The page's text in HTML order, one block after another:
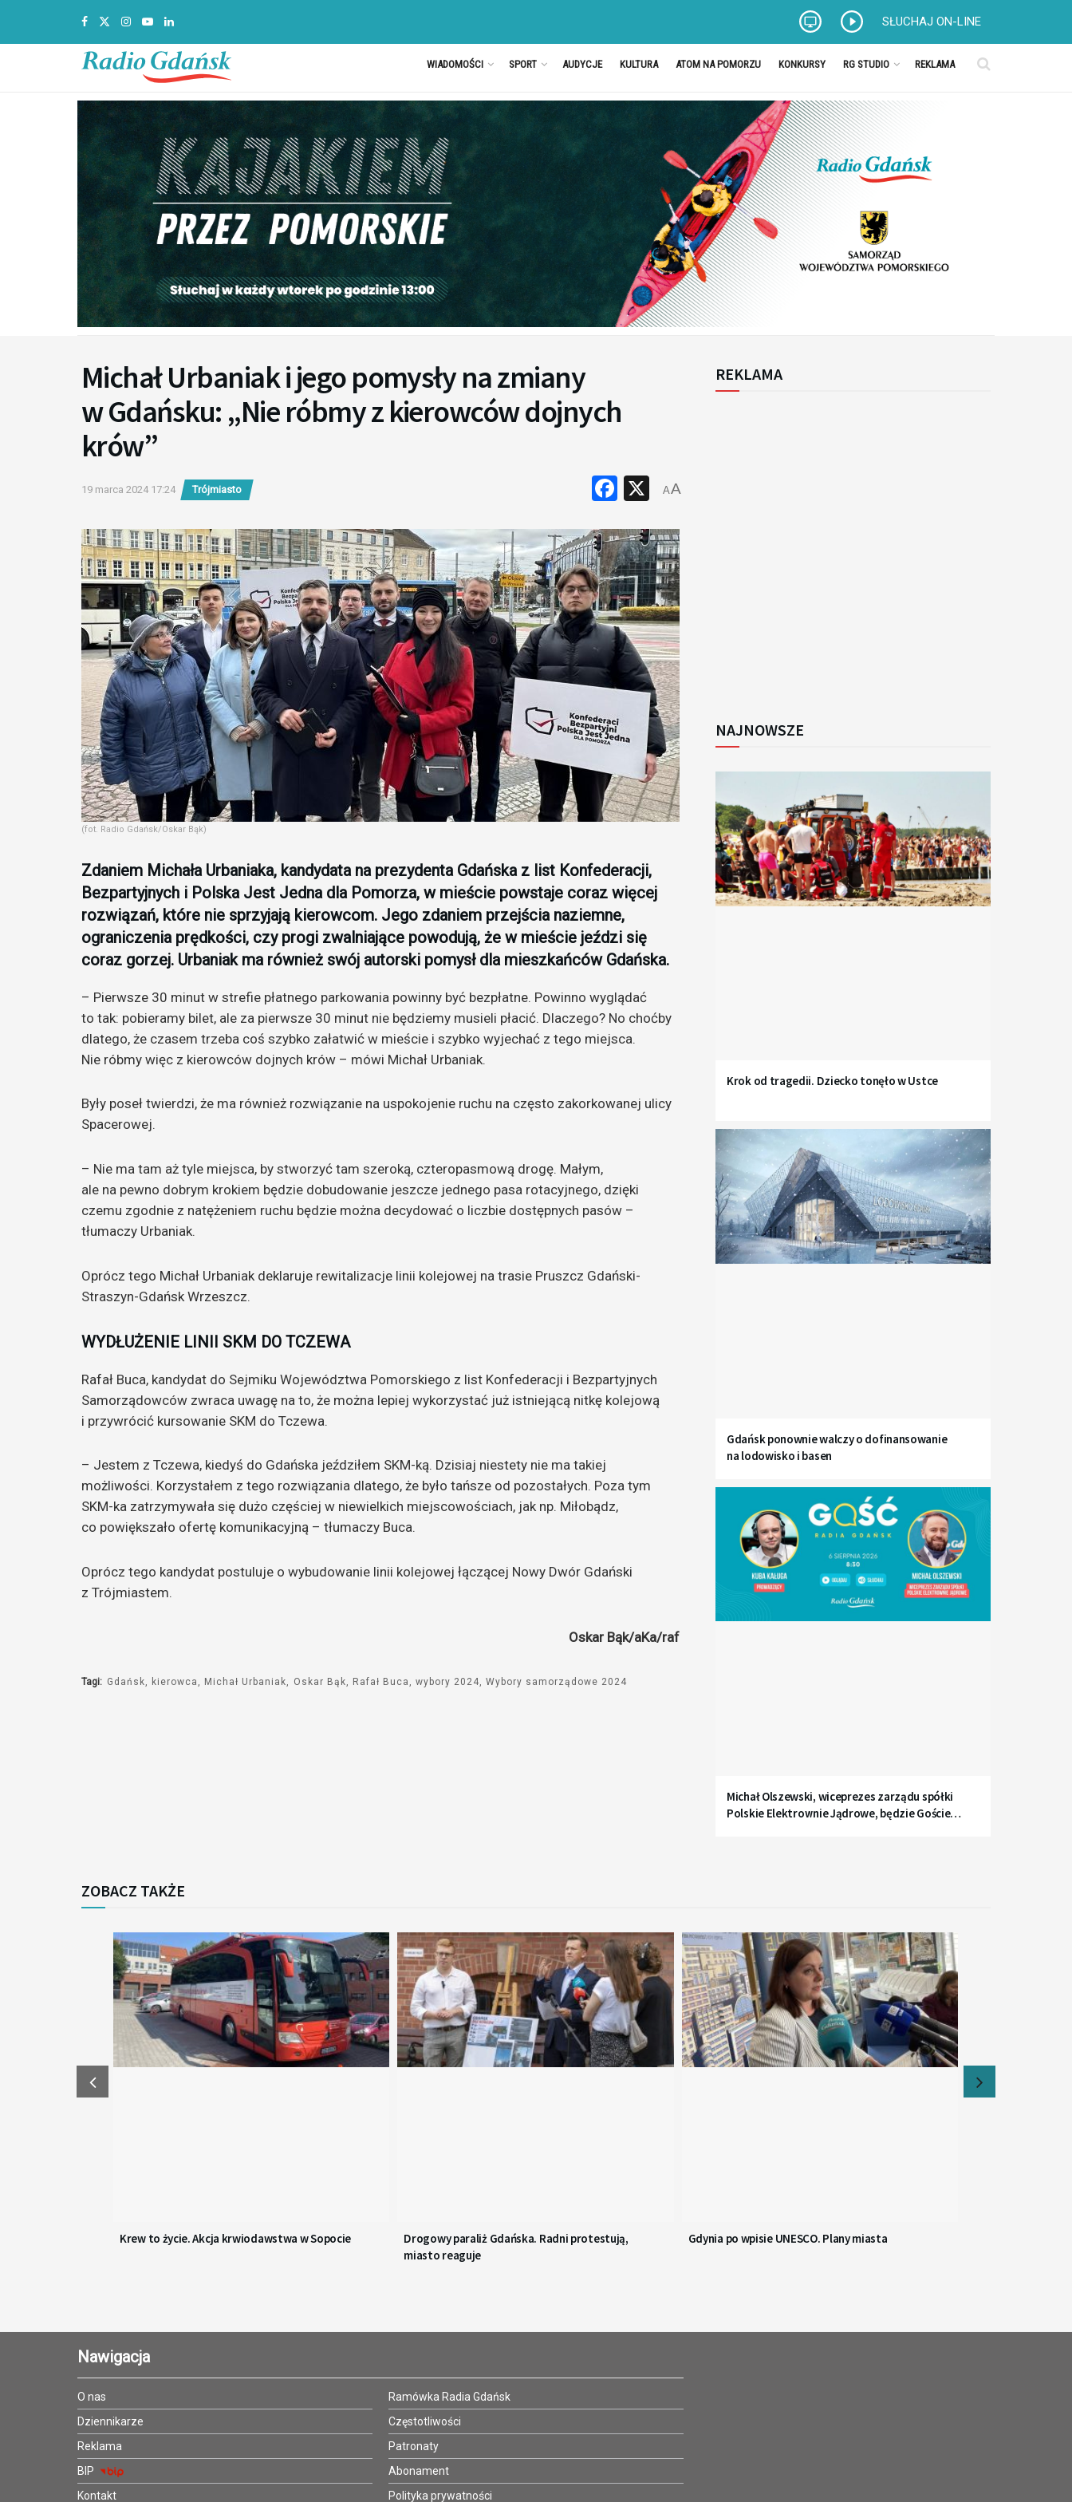
SŁUCHAJ ON-LINE
WIADOMOŚCI SPORT AUDYCJE KULTURA ATOM NA POMORZU KONKURSY RG STUDIO REKLAMA
Michał Urbaniak i jego pomysły na zmiany
w Gdańsku: „Nie róbmy z kierowców dojnych
krów”
19 marca 2024 17:24 Trójmiasto Facebook
X
AA
(fot. Radio Gdańsk/Oskar Bąk)
Zdaniem Michała Urbaniaka, kandydata na prezydenta Gdańska z list Konfederacji,
Bezpartyjnych i Polska Jest Jedna dla Pomorza, w mieście powstaje coraz więcej
rozwiązań, które nie sprzyjają kierowcom. Jego zdaniem przejścia naziemne,
ograniczenia prędkości, czy progi zwalniające powodują, że w mieście jeździ się
coraz gorzej. Urbaniak ma również swój autorski pomysł dla mieszkańców Gdańska.
– Pierwsze 30 minut w strefie płatnego parkowania powinny być bezpłatne. Powinno wyglądać
to tak: pobieramy bilet, ale za pierwsze 30 minut nie będziemy musieli płacić. Dlaczego? No choćby
dlatego, że czasem trzeba coś szybko załatwić w mieście i szybko wyjechać z tego miejsca.
Nie róbmy więc z kierowców dojnych krów – mówi Michał Urbaniak.
Były poseł twierdzi, że ma również rozwiązanie na uspokojenie ruchu na często zakorkowanej ulicy
Spacerowej.
– Nie ma tam aż tyle miejsca, by stworzyć tam szeroką, czteropasmową drogę. Małym,
ale na pewno dobrym krokiem będzie dobudowanie jeszcze jednego pasa rotacyjnego, dzięki
czemu zgodnie z natężeniem ruchu będzie można decydować o liczbie dostępnych pasów –
tłumaczy Urbaniak.
Oprócz tego Michał Urbaniak deklaruje rewitalizacje linii kolejowej na trasie Pruszcz Gdański-
Straszyn-Gdańsk Wrzeszcz.
WYDŁUŻENIE LINII SKM DO TCZEWA
Rafał Buca, kandydat do Sejmiku Województwa Pomorskiego z list Konfederacji i Bezpartyjnych
Samorządowców zwraca uwagę na to, że można lepiej wykorzystać już istniejącą nitkę kolejową
i przywrócić kursowanie SKM do Tczewa.
– Jestem z Tczewa, kiedyś do Gdańska jeździłem SKM-ką. Dzisiaj niestety nie ma takiej
możliwości. Korzystałem z tego rozwiązania dlatego, że było tańsze od pozostałych. Poza tym
SKM-ka zatrzymywała się dużo częściej w niewielkich miejscowościach, jak np. Miłobądz,
co powiększało ofertę komunikacyjną – tłumaczy Buca.
Oprócz tego kandydat postuluje o wybudowanie linii kolejowej łączącej Nowy Dwór Gdański
z Trójmiastem.
Oskar Bąk/aKa/raf
Tagi: Gdańsk kierowca Michał Urbaniak Oskar Bąk Rafał Buca wybory 2024 Wybory samorządowe 2024
REKLAMA
NAJNOWSZE
Krok od tragedii. Dziecko tonęło w Ustce
Gdańsk ponownie walczy o dofinansowanie
na lodowisko i basen
Michał Olszewski, wiceprezes zarządu spółki
Polskie Elektrownie Jądrowe, będzie Gościem
ZOBACZ TAKŻE
Krew to życie. Akcja krwiodawstwa w Sopocie
Drogowy paraliż Gdańska. Radni protestują,
miasto reaguje
Gdynia po wpisie UNESCO. Plany miasta
Nawigacja
O nas
Dziennikarze
Reklama
BIP
Kontakt
Ramówka Radia Gdańsk
Częstotliwości
Patronaty
Abonament
Polityka prywatności